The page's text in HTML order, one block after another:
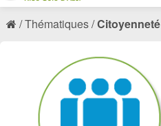
Thématiques Citoyenneté